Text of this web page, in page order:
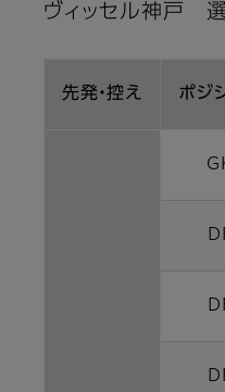
ヴィッセル神戸 選
先発・控え ポジ